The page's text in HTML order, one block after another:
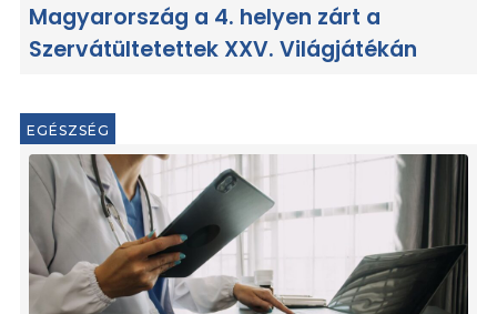
Magyarország a 4. helyen zárt a
Szervátültetettek XXV. Világjátékán
EGÉSZSÉG